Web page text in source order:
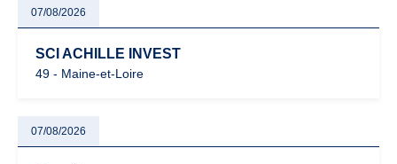
07/08/2026
SCI ACHILLE INVEST
49 - Maine-et-Loire
07/08/2026